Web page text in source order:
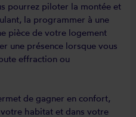
pourrez piloter la montée et
la programmer à une
pièce de votre logement
une présence lorsque vous
effraction ou
de gagner en confort,
habitat et dans votre